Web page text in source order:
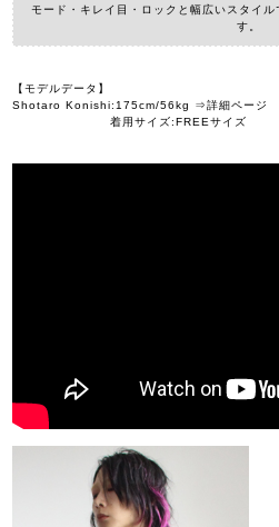
モード・キレイ目・ロックと幅広いスタイ
す。
【モデルデータ】
Shotaro Konishi:175cm/56kg ⇒詳細ページ
着用サイズ:FREEサイズ